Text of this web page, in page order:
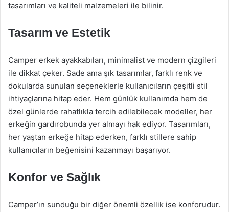
tasarımları ve kaliteli malzemeleri ile bilinir.
Tasarım ve Estetik
Camper erkek ayakkabıları, minimalist ve modern çizgileri
ile dikkat çeker. Sade ama şık tasarımlar, farklı renk ve
dokularda sunulan seçeneklerle kullanıcıların çeşitli stil
ihtiyaçlarına hitap eder. Hem günlük kullanımda hem de
özel günlerde rahatlıkla tercih edilebilecek modeller, her
erkeğin gardırobunda yer almayı hak ediyor. Tasarımları,
her yaştan erkeğe hitap ederken, farklı stillere sahip
kullanıcıların beğenisini kazanmayı başarıyor.
Konfor ve Sağlık
Camper’ın sunduğu bir diğer önemli özellik ise konforudur.